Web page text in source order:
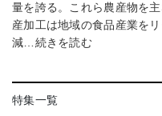
量を誇る。これら農産物を
産加工は地域の食品産業を
減…続きを読む
特集一覧